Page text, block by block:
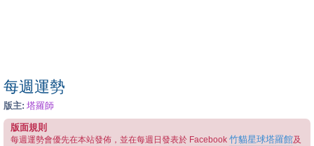
每週運勢
版主: 塔羅師
版面規則
每週運勢會優先在本站發佈，並在每週日發表於 Facebook 竹貓星球塔羅館及